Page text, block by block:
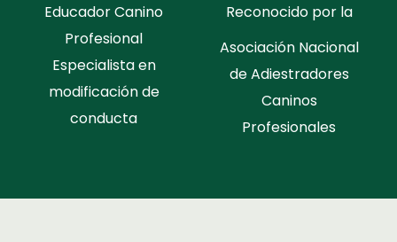
Educador Canino
Profesional
Especialista en
modificación de
conducta
Reconocido por la
Asociación Nacional
de Adiestradores
Caninos
Profesionales